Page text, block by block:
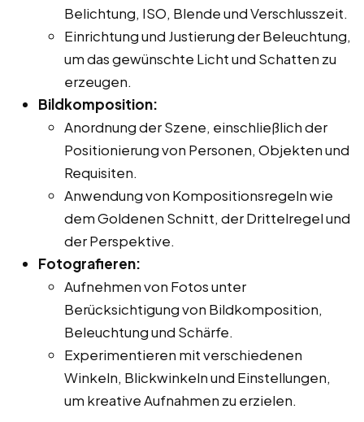
Belichtung, ISO, Blende und Verschlusszeit.
Einrichtung und Justierung der Beleuchtung,
um das gewünschte Licht und Schatten zu
erzeugen.
Bildkomposition:
Anordnung der Szene, einschließlich der
Positionierung von Personen, Objekten und
Requisiten.
Anwendung von Kompositionsregeln wie
dem Goldenen Schnitt, der Drittelregel und
der Perspektive.
Fotografieren:
Aufnehmen von Fotos unter
Berücksichtigung von Bildkomposition,
Beleuchtung und Schärfe.
Experimentieren mit verschiedenen
Winkeln, Blickwinkeln und Einstellungen,
um kreative Aufnahmen zu erzielen.